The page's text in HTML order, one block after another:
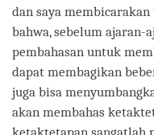
dan saya
bahwa, sebelum ajaran-
pembahasan untuk
dapat membagikan
juga bisa
akan membahas